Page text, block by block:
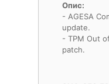
Опис:
- AGESA
update.
- TPM Out
patch.